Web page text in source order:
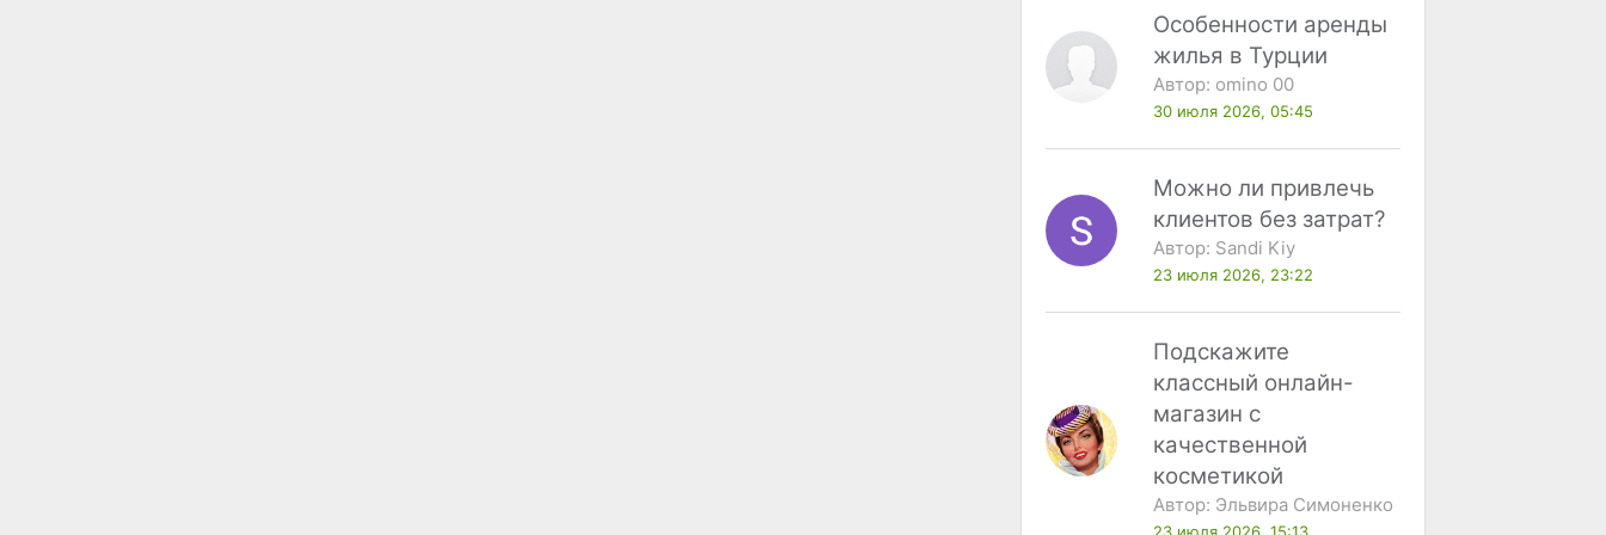
Особенности аренды
жилья в Турции
Автор: omino 00
30 июля 2026, 05:45
Можно ли привлечь
клиентов без затрат?
Автор: Sandi Kiy
23 июля 2026, 23:22
Подскажите
классный онлайн-
магазин с
качественной
косметикой
Автор: Эльвира Симоненко